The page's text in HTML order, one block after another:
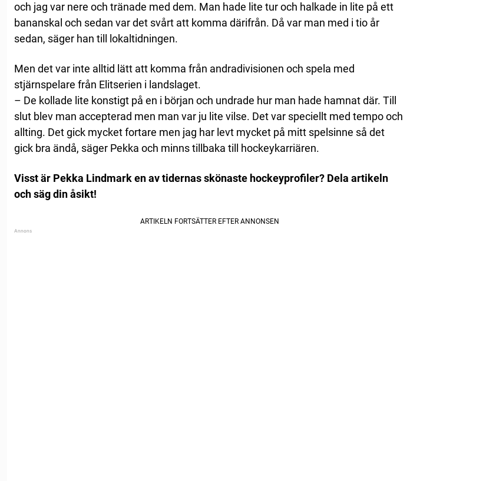
och jag var nere och tränade med dem. Man hade lite tur och halkade in lite på ett
bananskal och sedan var det svårt att komma därifrån. Då var man med i tio år
sedan, säger han till lokaltidningen.
Men det var inte alltid lätt att komma från andradivisionen och spela med
stjärnspelare från Elitserien i landslaget.
– De kollade lite konstigt på en i början och undrade hur man hade hamnat där. Till
slut blev man accepterad men man var ju lite vilse. Det var speciellt med tempo och
allting. Det gick mycket fortare men jag har levt mycket på mitt spelsinne så det
gick bra ändå, säger Pekka och minns tillbaka till hockeykarriären.
Visst är Pekka Lindmark en av tidernas skönaste hockeyprofiler? Dela artikeln
och säg din åsikt!